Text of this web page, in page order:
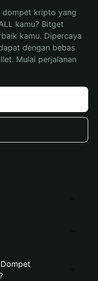
dompet kripto yang
kamu? Bitget
kamu. Dipercaya
dengan bebas
Mulai perjalanan